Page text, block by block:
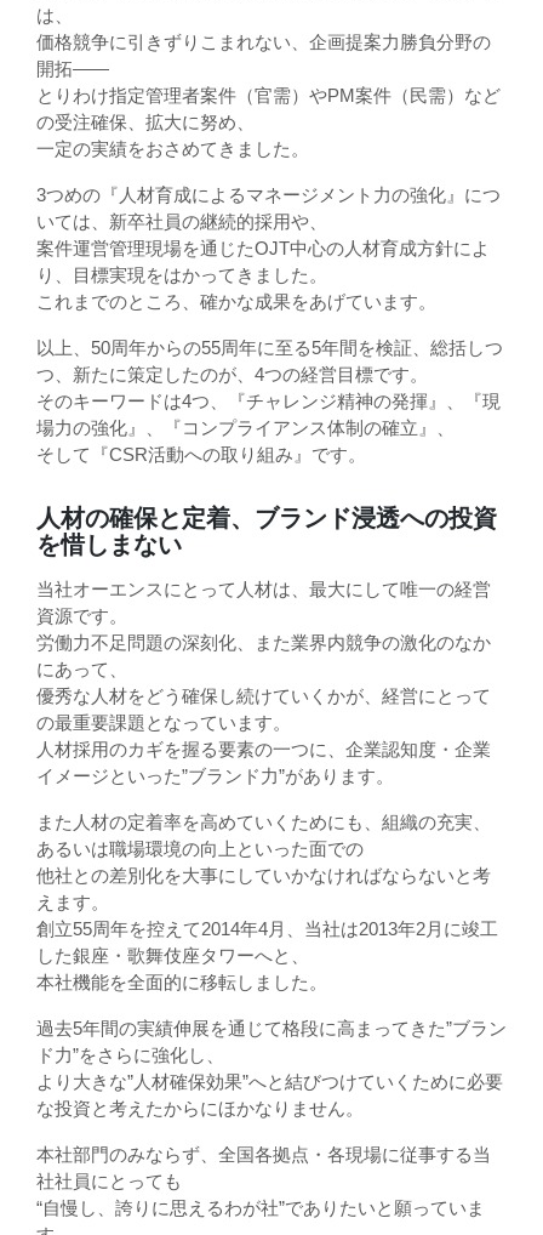
は、
価格競争に引きずりこまれない、企画提案力勝負分野の
開拓――
とりわけ指定管理者案件（官需）やPM案件（民需）など
の受注確保、拡大に努め、
一定の実績をおさめてきました。
3つめの『人材育成によるマネージメント力の強化』につ
いては、新卒社員の継続的採用や、
案件運営管理現場を通じたOJT中心の人材育成方針によ
り、目標実現をはかってきました。
これまでのところ、確かな成果をあげています。
以上、50周年からの55周年に至る5年間を検証、総括しつ
つ、新たに策定したのが、4つの経営目標です。
そのキーワードは4つ、『チャレンジ精神の発揮』、『現
場力の強化』、『コンプライアンス体制の確立』、
そして『CSR活動への取り組み』です。
人材の確保と定着、ブランド浸透への投資
を惜しまない
当社オーエンスにとって人材は、最大にして唯一の経営
資源です。
労働力不足問題の深刻化、また業界内競争の激化のなか
にあって、
優秀な人材をどう確保し続けていくかが、経営にとって
の最重要課題となっています。
人材採用のカギを握る要素の一つに、企業認知度・企業
イメージといった”ブランド力”があります。
また人材の定着率を高めていくためにも、組織の充実、
あるいは職場環境の向上といった面での
他社との差別化を大事にしていかなければならないと考
えます。
創立55周年を控えて2014年4月、当社は2013年2月に竣工
した銀座・歌舞伎座タワーへと、
本社機能を全面的に移転しました。
過去5年間の実績伸展を通じて格段に高まってきた”ブラン
ド力”をさらに強化し、
より大きな”人材確保効果”へと結びつけていくために必要
な投資と考えたからにほかなりません。
本社部門のみならず、全国各拠点・各現場に従事する当
社社員にとっても
“自慢し、誇りに思えるわが社”でありたいと願っていま